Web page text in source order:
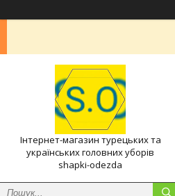
Інтернет-магазин турецьких та
українських головних уборів
shapki-odezda